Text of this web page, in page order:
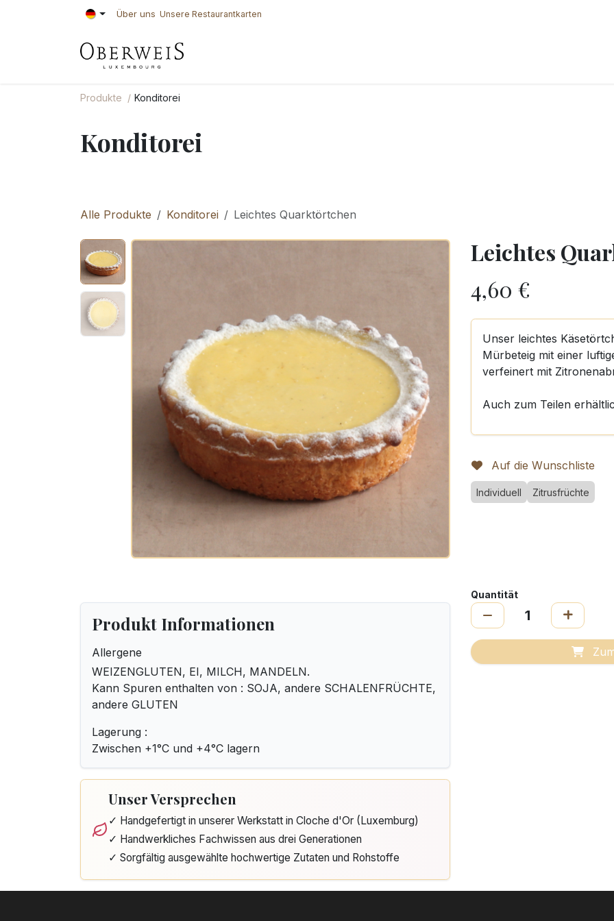
Zum Inhalt springen Über uns Unsere Restaurantkarten
Produkte Konditorei
Konditorei
Alle Produkte Konditorei Leichtes Quarktörtchen
Leichtes
4,60 €
Unser leichtes
Mürbeteig mit einer
verfeinert mit
Auch zum Teilen
Auf die Wunschliste
Individuell Zitrusfrüchte
Produkt Informationen
Allergene
WEIZENGLUTEN, EI, MILCH, MANDELN.
Kann Spuren enthalten von : SOJA, andere SCHALENFRÜCHTE,
andere GLUTEN
Lagerung :
Zwischen +1°C und +4°C lagern
Unser Versprechen
✓ Handgefertigt in unserer Werkstatt in Cloche d'Or (Luxemburg)
✓ Handwerkliches Fachwissen aus drei Generationen
✓ Sorgfältig ausgewählte hochwertige Zutaten und Rohstoffe
Quantität